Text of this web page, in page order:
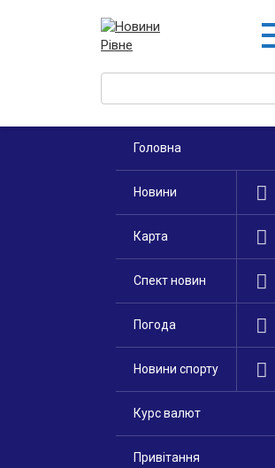
Поиск:
Головна
Новини
Карта
Спект новин
Погода
Новини спорту
Курс валют
Привітання